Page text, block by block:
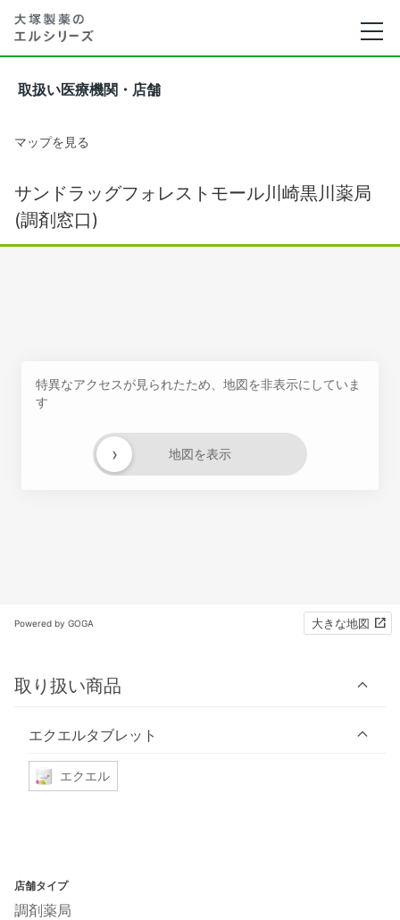
取扱い医療機関・店舗
マップを見る
サンドラッグフォレストモール川崎黒川薬局
(調剤窓口)
特異なアクセスが見られたため、地図を非表示にしていま
す
地図を表示
›
Powered by GOGA 大きな地図
取り扱い商品
エクエルタブレット
エクエル
店舗タイプ
調剤薬局